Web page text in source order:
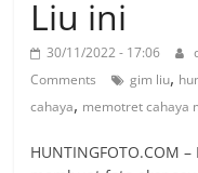
Liu ini
30/11/2022 - 17:06
Comments
gim liu,
cahaya, memotret cahaya
HUNTINGFOTO.COM